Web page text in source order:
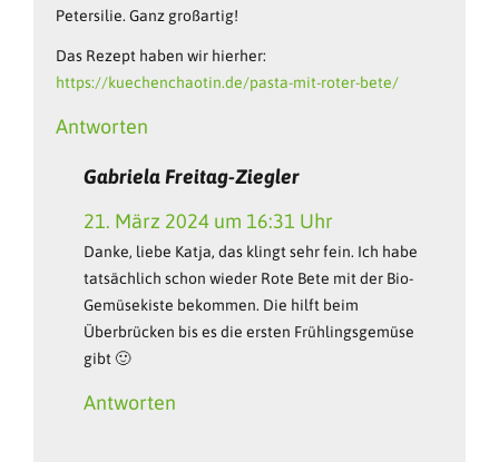
Petersilie. Ganz großartig!
Das Rezept haben wir hierher:
https://kuechenchaotin.de/pasta-mit-roter-bete/
Antworten
Gabriela Freitag-Ziegler
21. März 2024 um 16:31 Uhr
Danke, liebe Katja, das klingt sehr fein. Ich habe
tatsächlich schon wieder Rote Bete mit der Bio-
Gemüsekiste bekommen. Die hilft beim
Überbrücken bis es die ersten Frühlingsgemüse
gibt 🙂
Antworten